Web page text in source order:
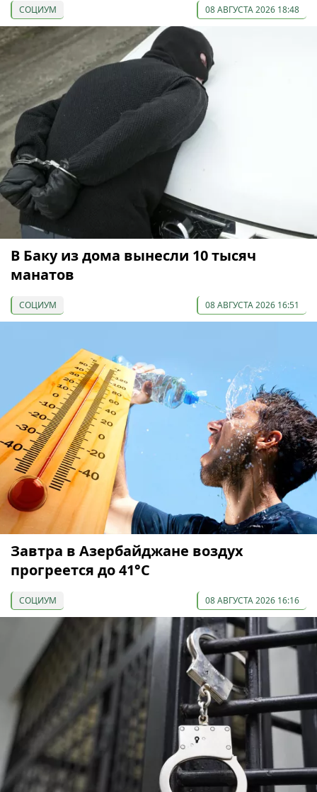
СОЦИУМ 08 АВГУСТА 2026 18:48
В Баку из дома вынесли 10 тысяч
манатов
СОЦИУМ 08 АВГУСТА 2026 16:51
Завтра в Азербайджане воздух
прогреется до 41°С
СОЦИУМ 08 АВГУСТА 2026 16:16